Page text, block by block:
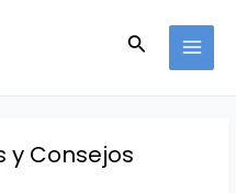
Search
y Consejos